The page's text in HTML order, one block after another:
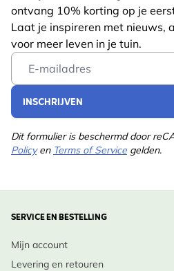
ontvang 10% korting op je
Laat je inspireren met nieuws,
voor meer leven in je tuin.
Email Address
INSCHRIJVEN
Dit formulier is beschermd door
Policyen Terms of Service gelden.
SERVICE EN BESTELLING
Mijn account
Levering en retouren